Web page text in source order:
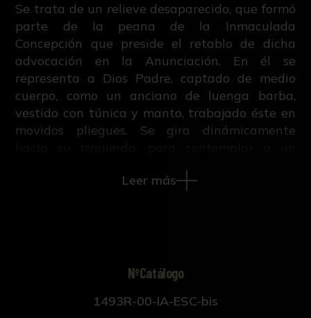
Se trata de un relieve desaparecido, que formó
parte de la peana de la Inmaculada
Concepción que preside el retablo de dicha
advocación en la Anunciación. En él se
representa a Dios Padre, captado de medio
cuerpo, como un anciano de luenga barba,
vestido con túnica y manto, trabajado éste en
movidos pliegues. Se gira dinámicamente
apoya en el libro que lleva Dios Padre en su
Leer más
NºCatálogo
1493R-00-IA-ESC-bis